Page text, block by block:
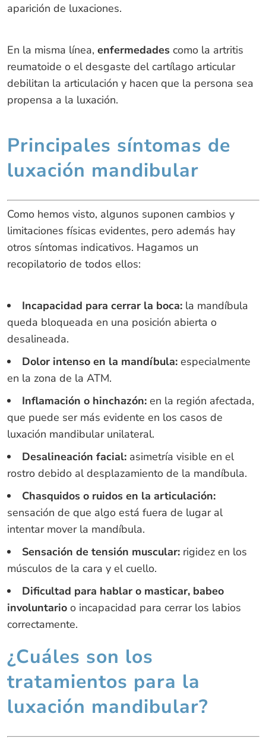
aparición de luxaciones.
En la misma línea, enfermedadescomo la artritis
reumatoide o el desgaste del cartílago articular
debilitan la articulación y hacen que la persona sea
propensa a la luxación.
Principales síntomas de
luxación mandibular
Como hemos visto, algunos suponen cambios y
limitaciones físicas evidentes, pero además hay
otros síntomas indicativos. Hagamos un
recopilatorio de todos ellos:
Incapacidad para cerrar la boca:la mandíbula
queda bloqueada en una posición abierta o
desalineada.
Dolor intenso en la mandíbula:especialmente
en la zona de la ATM.
Inflamación o hinchazón:en la región afectada,
que puede ser más evidente en los casos de
luxación mandibular unilateral.
Desalineación facial:asimetría visible en el
rostro debido al desplazamiento de la mandíbula.
Chasquidos o ruidos en la articulación:
sensación de que algo está fuera de lugar al
intentar mover la mandíbula.
Sensación de tensión muscular:rigidez en los
músculos de la cara y el cuello.
Dificultad para hablar o masticar, babeo
involuntarioo incapacidad para cerrar los labios
correctamente.
¿Cuáles son los
tratamientos para la
luxación mandibular?